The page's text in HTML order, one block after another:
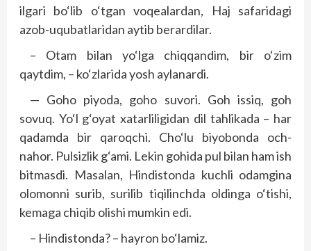
ilgari bo‘lib o‘tgan voqealardan, Haj safaridagi
azob-uqubatlaridan aytib berardilar.
– Otam bilan yo‘lga chiqqandim, bir o‘zim
qaytdim, – ko‘zlarida yosh aylanardi.
— Goho piyoda, goho suvori. Goh issiq, goh
sovuq. Yo‘l g‘oyat xatarliligidan dil tahlikada – har
qadamda bir qaroqchi. Cho‘lu biyobonda och-
nahor. Pulsizlik g‘ami. Lekin gohida pul bilan ham ish
bitmasdi. Masalan, Hindistonda kuchli odamgina
olomonni surib, surilib tiqilinchda oldinga o‘tishi,
kemaga chiqib olishi mumkin edi.
– Hindistonda? – hayron bo‘lamiz.